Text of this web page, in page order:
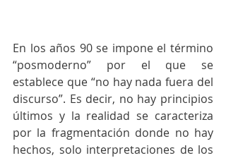
En los años 90 se impone el término
“posmoderno” por el que se
establece que “no hay nada fuera del
discurso”. Es decir, no hay principios
últimos y la realidad se caracteriza
por la fragmentación donde no hay
hechos, solo interpretaciones de los